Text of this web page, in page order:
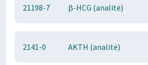
21198-7 β-HCG (analitė)
2141-0 AKTH (analitė)